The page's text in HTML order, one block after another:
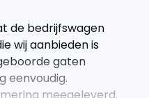
de bedrijfswagen
wij aanbieden is
gaten
eenvoudig.